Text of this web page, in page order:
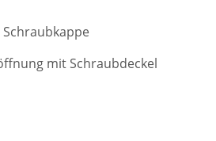
mit Schraubdeckel